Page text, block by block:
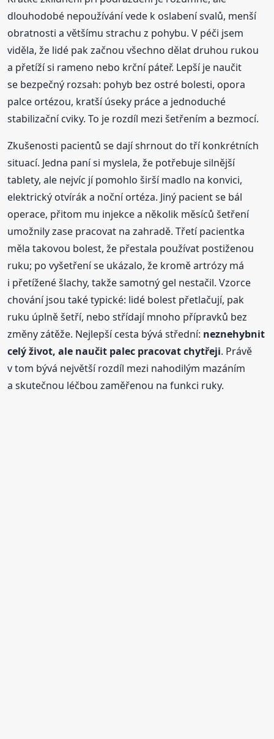
dlouhodobé nepoužívání vede k oslabení svalů, menší
obratnosti a většímu strachu z pohybu. V péči jsem
viděla, že lidé pak začnou všechno dělat druhou rukou
a přetíží si rameno nebo krční páteř. Lepší je naučit
se bezpečný rozsah: pohyb bez ostré bolesti, opora
palce ortézou, kratší úseky práce a jednoduché
stabilizační cviky. To je rozdíl mezi šetřením a bezmocí.
Zkušenosti pacientů se dají shrnout do tří konkrétních
situací. Jedna paní si myslela, že potřebuje silnější
tablety, ale nejvíc jí pomohlo širší madlo na konvici,
elektrický otvírák a noční ortéza. Jiný pacient se bál
operace, přitom mu injekce a několik měsíců šetření
umožnily zase pracovat na zahradě. Třetí pacientka
měla takovou bolest, že přestala používat postiženou
ruku; po vyšetření se ukázalo, že kromě artrózy má
i přetížené šlachy, takže samotný gel nestačil. Vzorce
chování jsou také typické: lidé bolest přetlačují, pak
ruku úplně šetří, nebo střídají mnoho přípravků bez
změny zátěže. Nejlepší cesta bývá střední: neznehybnit
celý život, ale naučit palec pracovat chytřeji. Právě
v tom bývá největší rozdíl mezi nahodilým mazáním
a skutečnou léčbou zaměřenou na funkci ruky.